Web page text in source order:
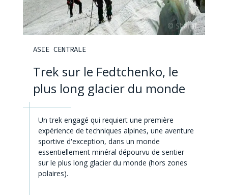
ASIE CENTRALE
Trek sur le Fedtchenko, le
plus long glacier du monde
Un trek engagé qui requiert une première
expérience de techniques alpines, une aventure
sportive d'exception, dans un monde
essentiellement minéral dépourvu de sentier
sur le plus long glacier du monde (hors zones
polaires).